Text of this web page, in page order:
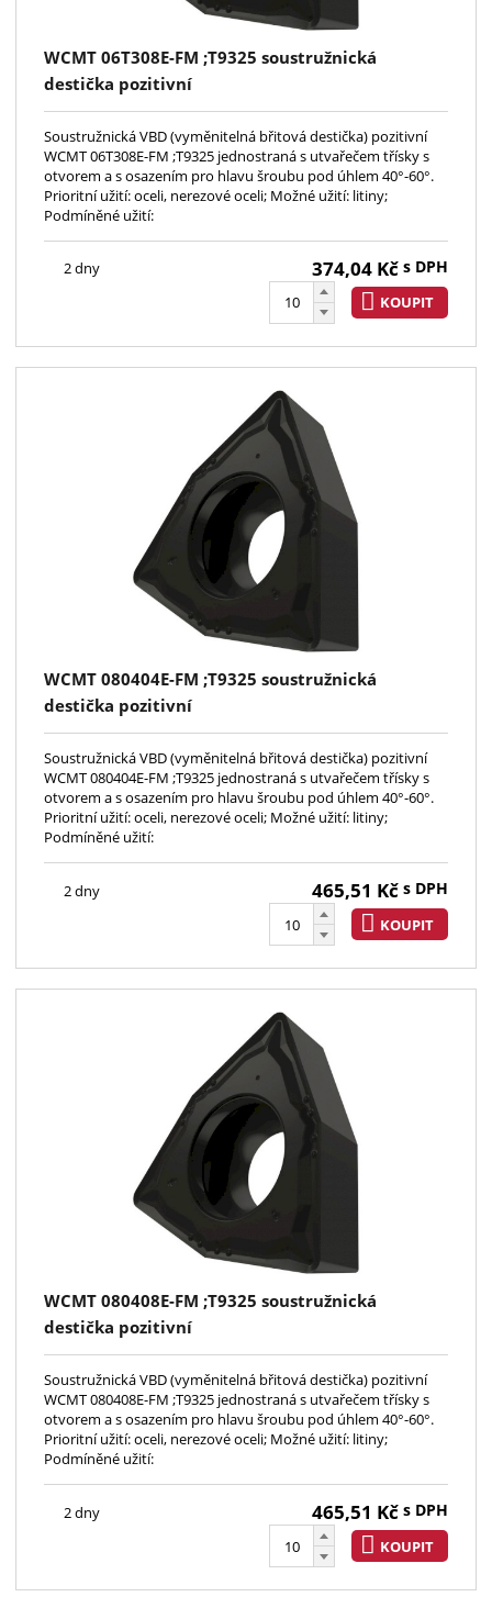
WCMT 06T308E-FM ;T9325 soustružnická
destička pozitivní
Soustružnická VBD (vyměnitelná břitová destička) pozitivní
WCMT 06T308E-FM ;T9325 jednostraná s utvařečem třísky s
otvorem a s osazením pro hlavu šroubu pod úhlem 40°-60°.
Prioritní užití: oceli, nerezové oceli; Možné užití: litiny;
Podmíněné užití:
2 dny 374,04 Kč s DPH
KOUPIT
WCMT 080404E-FM ;T9325 soustružnická
destička pozitivní
Soustružnická VBD (vyměnitelná břitová destička) pozitivní
WCMT 080404E-FM ;T9325 jednostraná s utvařečem třísky s
otvorem a s osazením pro hlavu šroubu pod úhlem 40°-60°.
Prioritní užití: oceli, nerezové oceli; Možné užití: litiny;
Podmíněné užití:
2 dny 465,51 Kč s DPH
KOUPIT
WCMT 080408E-FM ;T9325 soustružnická
destička pozitivní
Soustružnická VBD (vyměnitelná břitová destička) pozitivní
WCMT 080408E-FM ;T9325 jednostraná s utvařečem třísky s
otvorem a s osazením pro hlavu šroubu pod úhlem 40°-60°.
Prioritní užití: oceli, nerezové oceli; Možné užití: litiny;
Podmíněné užití:
2 dny 465,51 Kč s DPH
KOUPIT